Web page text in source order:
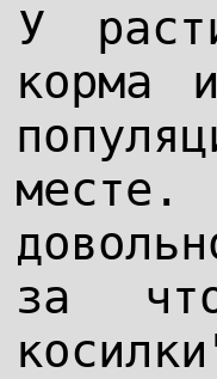
У
корма
месте.
за